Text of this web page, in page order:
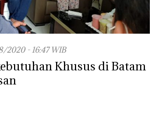
2020 - 16:47 WIB
Khusus di Batam